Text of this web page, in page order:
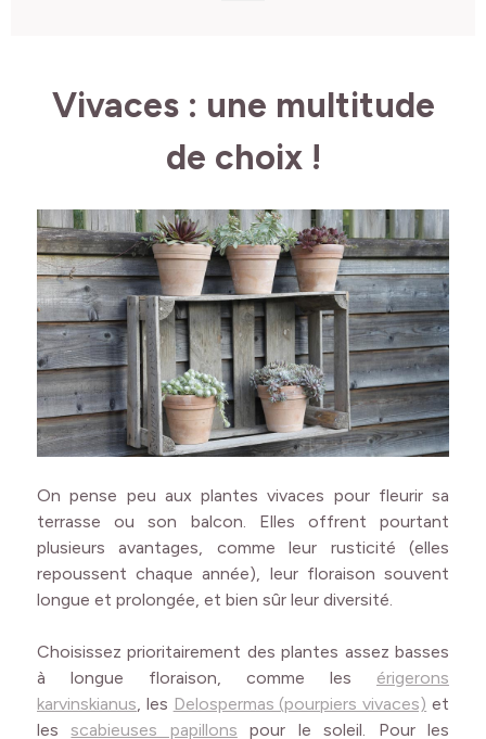
Vivaces : une multitude
de choix !
On pense peu aux plantes vivaces pour fleurir sa
terrasse ou son balcon. Elles offrent pourtant
plusieurs avantages, comme leur rusticité (elles
repoussent chaque année), leur floraison souvent
longue et prolongée, et bien sûr leur diversité.
Choisissez prioritairement des plantes assez basses
à longue floraison, comme les érigerons
karvinskianus, les Delospermas (pourpiers vivaces) et
lesscabieuses papillons pour le soleil. Pour les